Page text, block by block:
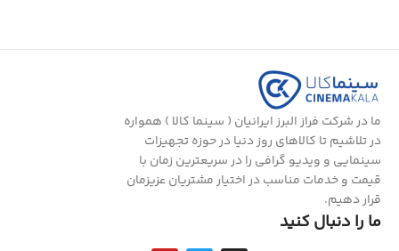
ما در شرکت فراز البرز ایرانیان ( سینما کالا ) همواره
در تلاشیم تا کالاهای روز دنیا در حوزه تجهیزات
سینمایی و ویدیو گرافی را در سریعترین زمان با
قیمت و خدمات مناسب در اختیار مشتریان عزیزمان
قرار دهیم.
ما را دنبال کنید